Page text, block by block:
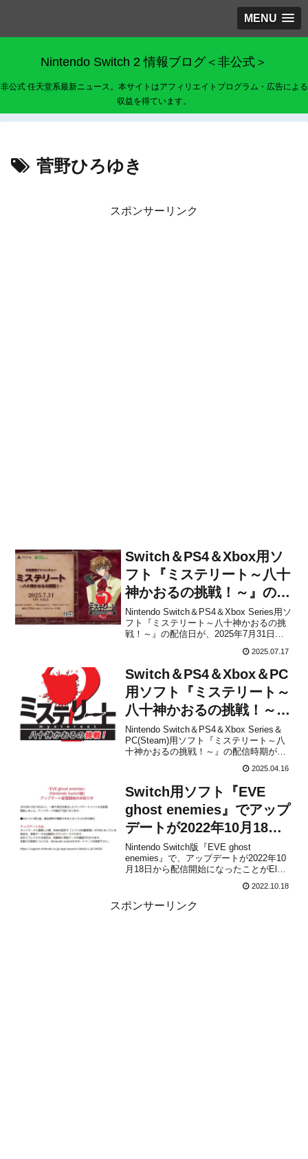
MENU
Nintendo Switch 2 情報ブログ＜非公式＞
非公式 任天堂系最新ニュース。本サイトはアフィリエイトプログラム・広告による
収益を得ています。
菅野ひろゆき
スポンサーリンク
Switch＆PS4＆Xbox用ソ
フト『ミステリート～八十
神かおるの挑戦！～』の配
信日が2025年7月31日に決
定！
Nintendo Switch＆PS4＆Xbox Series用ソ
フト『ミステリート～八十神かおるの挑
戦！～』の配信日が、2025年7月31日に
た。※Steam版は発売日未定ダウンロー
ド版のみ販売で、価格は2,970円(税込)に
設定されていま...
2025.07.17
Switch＆PS4＆Xbox＆PC
用ソフト『ミステリート～
八十神かおるの挑戦！～』
の配信時期が2025年夏に
決定！
Nintendo Switch＆PS4＆Xbox Series＆
PC(Steam)用ソフト『ミステリート～八
十神かおるの挑戦！～』の配信時期が
2025年夏に決定したことが、公式サイト
で発表になりました。「ミステリート」
とは、『この世の果てで恋を唄う少女YU-
NO』や『EVE』シリ...
2025.04.16
Switch用ソフト『EVE
ghost enemies』でアップ
デートが2022年10月18日
から配信開始！
Nintendo Switch版『EVE ghost
enemies』で、アップデートが2022年10
月18日から配信開始になったことがEl
以下の通りです。【パッチノート】
●Ver1.0.1導入後、過去資料が閲覧できな
くなっていた件の修正...
2022.10.18
スポンサーリンク